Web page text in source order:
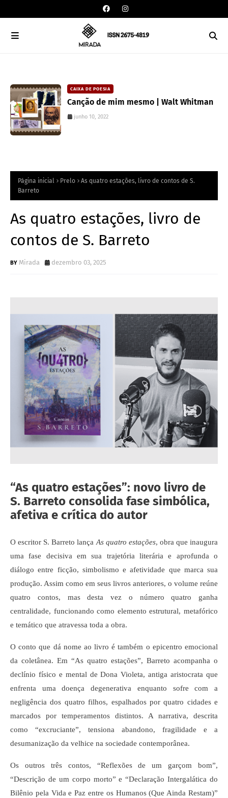
CAIXA DE POESIA
Canção de mim mesmo | Walt Whitman
junho 10, 2022
Página inicial Prelo
As quatro estações, livro de contos de S.
Barreto
As quatro estações, livro de
contos de S. Barreto
Mirada dezembro 03, 2025
“As quatro estações”: novo livro de
S. Barreto consolida fase simbólica,
afetiva e crítica do autor
O escritor S. Barreto lançaAs quatro estações, obra que inaugura
uma fase decisiva em sua trajetória literária e aprofunda o
diálogo entre ficção, simbolismo e afetividade que marca sua
produção. Assim como em seus livros anteriores, o volume reúne
quatro contos, mas desta vez o número quatro ganha
centralidade, funcionando como elemento estrutural, metafórico
e temático que atravessa toda a obra.
O conto que dá nome ao livro é também o epicentro emocional
da coletânea. Em “As quatro estações”, Barreto acompanha o
declínio físico e mental de Dona Violeta, antiga aristocrata que
enfrenta uma doença degenerativa enquanto sofre com a
negligência dos quatro filhos, espalhados por quatro cidades e
marcados por temperamentos distintos. A narrativa, descrita
como “excruciante”, tensiona abandono, fragilidade e a
desumanização da velhice na sociedade contemporânea.
Os outros três contos, “Reflexões de um garçom bom”,
“Descrição de um corpo morto” e “Declaração Intergalática do
Bilênio pela Vida e Paz entre os Humanos (Que Ainda Restam)”